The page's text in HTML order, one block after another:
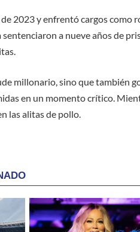
2023 y enfrentó cargos como
a nueve años de
millonario, sino que también
en un momento crítico.
las alitas de pollo.